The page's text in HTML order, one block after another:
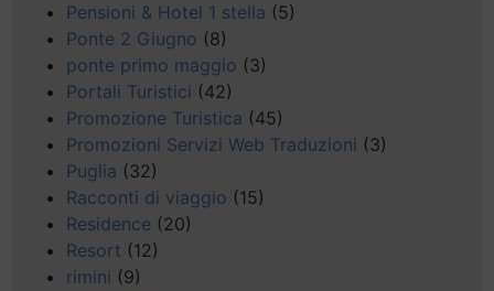
Pensioni & Hotel 1 stella (5)
Ponte 2 Giugno (8)
ponte primo maggio (3)
Portali Turistici (42)
Promozione Turistica (45)
Promozioni Servizi Web Traduzioni (3)
Puglia (32)
Racconti di viaggio (15)
Residence (20)
Resort (12)
rimini (9)